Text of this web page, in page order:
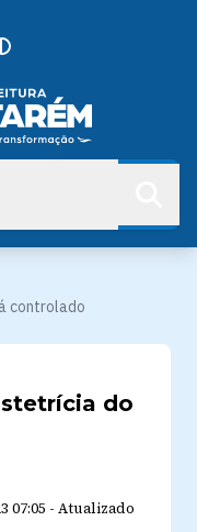
controlado
do
07:05 - Atualizado